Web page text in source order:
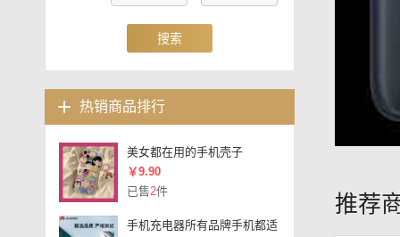
搜索
热销商品排行
美女都在用的手机壳子
￥9.90
已售2件
手机充电器所有品牌手机都适
推荐